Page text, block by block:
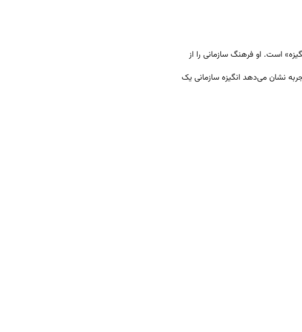
است. او فرهنگ سازمانی را از
نشان می‌دهد انگیزه سازمانی یک